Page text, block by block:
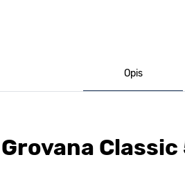
Opis
Grovana Classic